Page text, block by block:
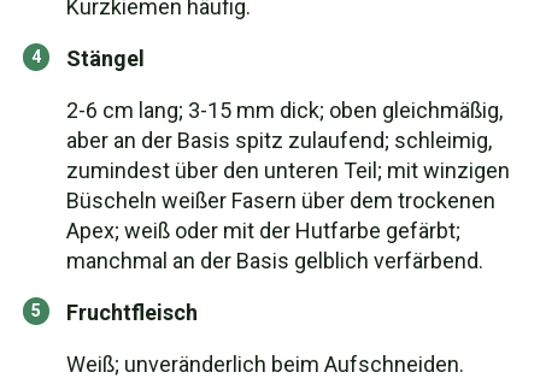
Kurzkiemen häufig.
Stängel
2-6 cm lang; 3-15 mm dick; oben gleichmäßig,
aber an der Basis spitz zulaufend; schleimig,
zumindest über den unteren Teil; mit winzigen
Büscheln weißer Fasern über dem trockenen
Apex; weiß oder mit der Hutfarbe gefärbt;
manchmal an der Basis gelblich verfärbend.
Fruchtfleisch
Weiß; unveränderlich beim Aufschneiden.